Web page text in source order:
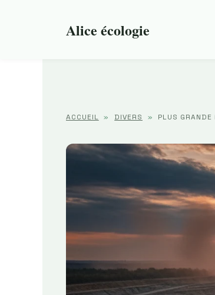
Alice écologie
ACCUEIL » DIVERS » PLUS GRANDE